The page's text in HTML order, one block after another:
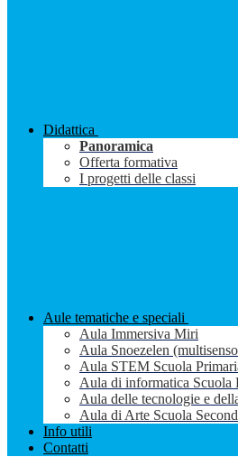
Didattica
Panoramica
Offerta formativa
I progetti delle classi
Aule tematiche e speciali
Aula Immersiva Miri
Aula Snoezelen
Aula STEM Scuola
Aula di informatica Scuola
Aula delle tecnologie e
Aula di Arte Scuola
Info utili
Contatti